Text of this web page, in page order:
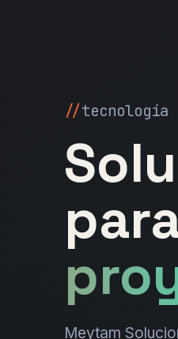
tecnología
Meytam